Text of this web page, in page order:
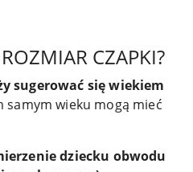
CZAPKI?
sugerować się wiekiem
samym wieku mogą mieć
dziecku obwodu